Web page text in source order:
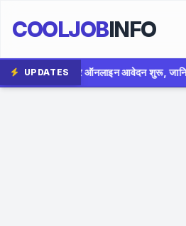
COOLJOBINFO
UPDATES
आवेदन शुरू, जानिए कौन कर सकता है अप्लाई